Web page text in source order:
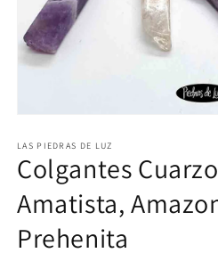
multimedia
1
en
ventana
modal
LAS PIEDRAS DE LUZ
Colgantes
Amatista,
Prehenita